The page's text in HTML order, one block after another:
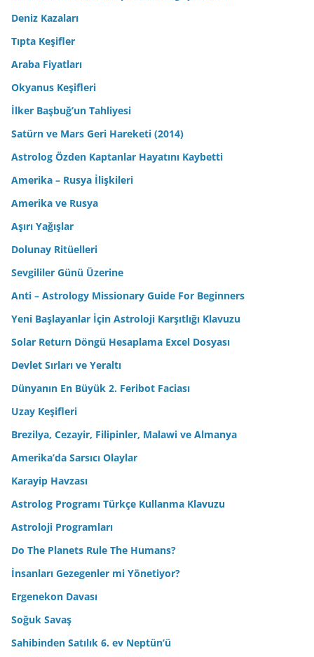
Deniz Kazaları
Tıpta Keşifler
Araba Fiyatları
Okyanus Keşifleri
İlker Başbuğ’un Tahliyesi
Satürn ve Mars Geri Hareketi (2014)
Astrolog Özden Kaptanlar Hayatını Kaybetti
Amerika – Rusya İlişkileri
Amerika ve Rusya
Aşırı Yağışlar
Dolunay Ritüelleri
Sevgililer Günü Üzerine
Anti – Astrology Missionary Guide For Beginners
Yeni Başlayanlar İçin Astroloji Karşıtlığı Klavuzu
Solar Return Döngü Hesaplama Excel Dosyası
Devlet Sırları ve Yeraltı
Dünyanın En Büyük 2. Feribot Faciası
Uzay Keşifleri
Brezilya, Cezayir, Filipinler, Malawi ve Almanya
Amerika’da Sarsıcı Olaylar
Karayip Havzası
Astrolog Programı Türkçe Kullanma Klavuzu
Astroloji Programları
Do The Planets Rule The Humans?
İnsanları Gezegenler mi Yönetiyor?
Ergenekon Davası
Soğuk Savaş
Sahibinden Satılık 6. ev Neptün’ü